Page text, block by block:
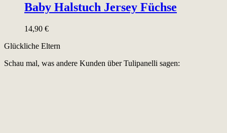
Baby Halstuch Jersey Füchse
14,90 €
Glückliche Eltern
Schau mal, was andere Kunden über Tulipanelli sagen: